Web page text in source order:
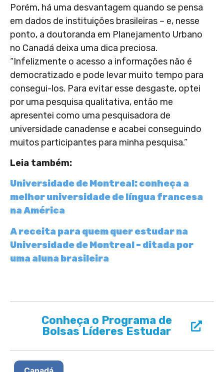
Porém, há uma desvantagem quando se pensa
em dados de instituições brasileiras – e, nesse
ponto, a doutoranda em Planejamento Urbano
no Canadá deixa uma dica preciosa.
“Infelizmente o acesso a informações não é
democratizado e pode levar muito tempo para
consegui-los. Para evitar esse desgaste, optei
por uma pesquisa qualitativa, então me
apresentei como uma pesquisadora de
universidade canadense e acabei conseguindo
muitos participantes para minha pesquisa.”
Leia também:
Universidade de Montreal: conheça a
melhor universidade de língua francesa
na América
A receita para quem quer estudar na
Universidade de Montreal – ditada por
uma aluna brasileira
Conheça o Programa de
Bolsas Líderes Estudar